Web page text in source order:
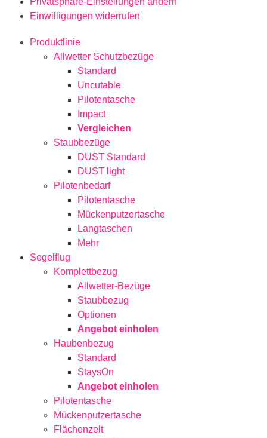
Einwilligungen widerrufen
Produktlinie
Allwetter Schutzbezüge
Standard
Uncutable
Pilotentasche
Impact
Vergleichen
Staubbezüge
DUST Standard
DUST light
Pilotenbedarf
Pilotentasche
Mückenputzertasche
Langtaschen
Mehr
Segelflug
Komplettbezug
Allwetter-Bezüge
Staubbezug
Optionen
Angebot einholen
Haubenbezug
Standard
StaysOn
Angebot einholen
Pilotentasche
Mückenputzertasche
Flächenzelt